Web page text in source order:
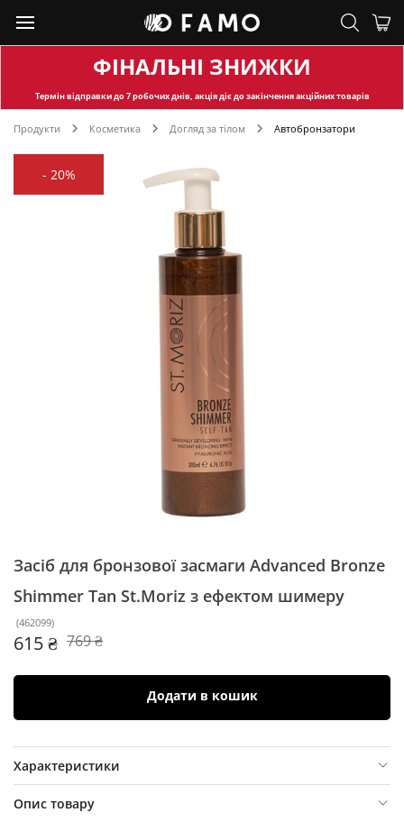
ФІНАЛЬНІ ЗНИЖКИ
Термін відправкидо 7 робочих днів, акція діє до закінчення акційних товарів
Продукти Косметика Догляд за тілом Автобронзатори
- 20%
Засіб для бронзової засмаги Advanced Bronze
Shimmer Tan St.Moriz з ефектом шимеру
(462099)
615 ₴ 769 ₴
Додати в кошик
Характеристики
Опис товару